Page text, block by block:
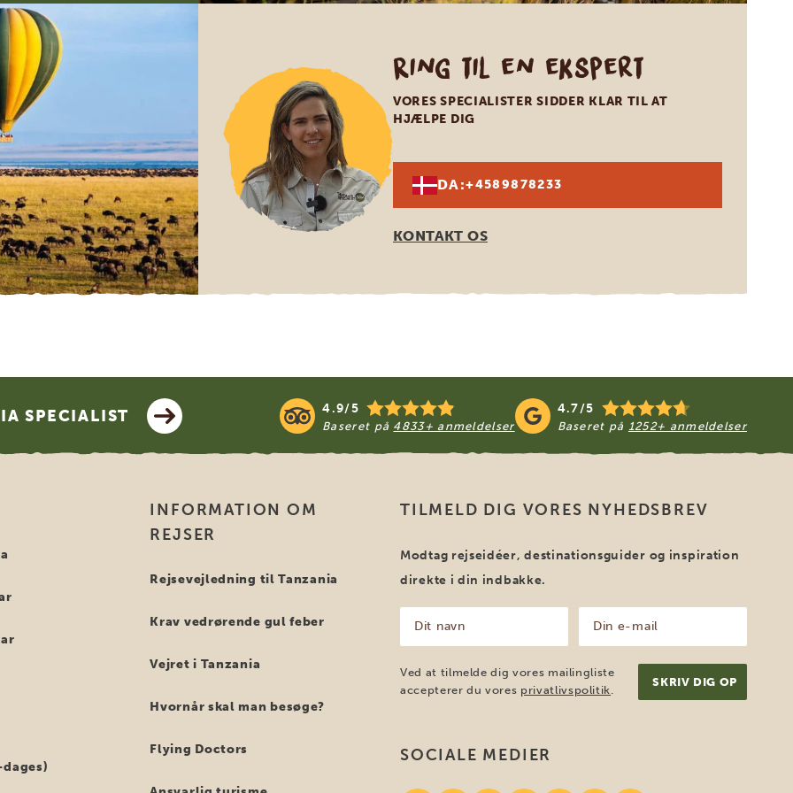
Ring til en ekspert
VORES SPECIALISTER SIDDER KLAR TIL AT
HJÆLPE DIG
DA:+4589878233
KONTAKT OS
SPECIALIST 4.9/5
Baseret på 4833+ anmeldelser
4.7/5
Baseret på 1252+ anmeldelser
INFORMATION OM
REJSER
Rejsevejledning til Tanzania
Krav vedrørende gul feber
Vejret i Tanzania
Hvornår skal man besøge?
Flying Doctors
TILMELD DIG VORES NYHEDSBREV
Modtag rejseidéer, destinationsguider og inspiration
direkte i din indbakke.
navn
(Påkrævet)
mail
(Påkrævet)
Ved at tilmelde dig vores mailingliste
accepterer du vores privatlivspolitik.
SOCIALE MEDIER